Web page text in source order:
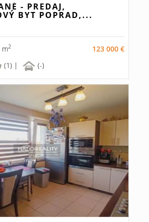
- PREDAJ,
BYT POPRAD,...
m2
123 000 €
(1) | (-)